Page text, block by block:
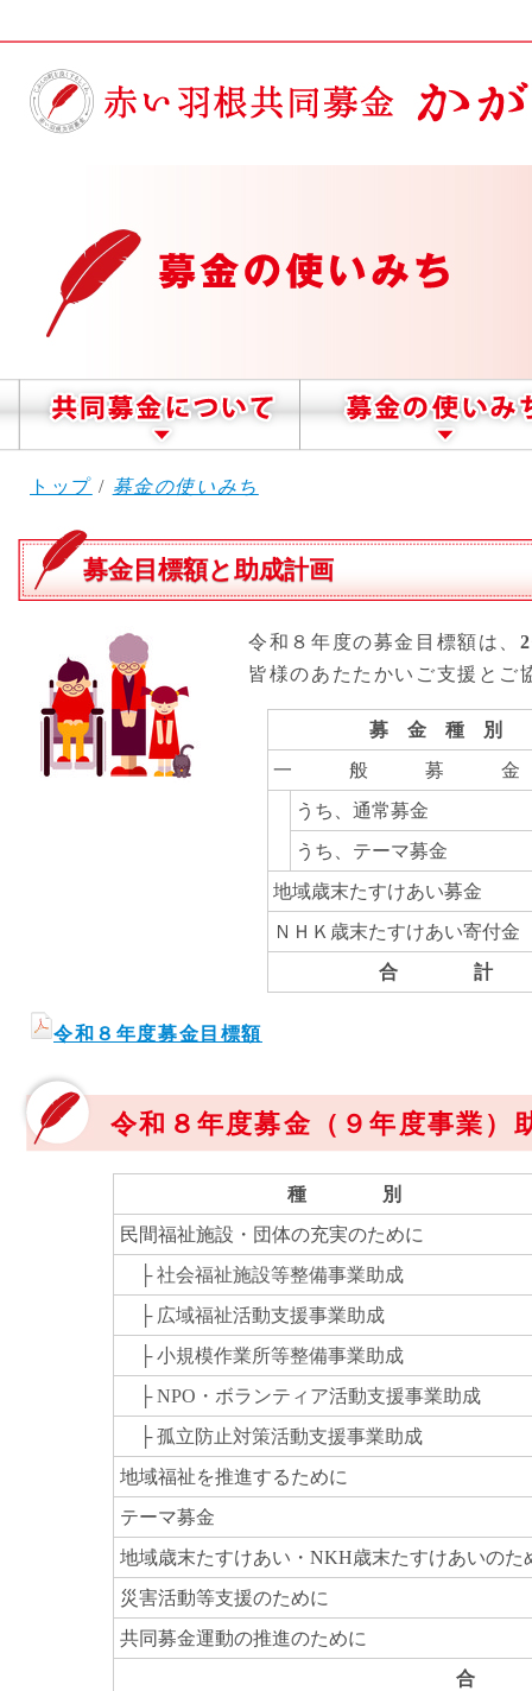
現
の
位
トップ / 募金の使いみち
募金目標額と助成計画
令和８年度の募金目標額は、
皆様のあたたかいご支援とご
募 金 種 別
一 般 募 金
うち、通常募金
うち、テーマ募金
地域歳末たすけあい募金
ＮＨＫ歳末たすけあい寄付金
合 計
令和８年度募金目標額
令和８年度募金（９年度事業）
種 別
民間福祉施設・団体の充実のために
├ 社会福祉施設等整備事業助成
├ 広域福祉活動支援事業助成
├ 小規模作業所等整備事業助成
├ NPO・ボランティア活動支援事業助成
├ 孤立防止対策活動支援事業助成
地域福祉を推進するために
テーマ募金
地域歳末たすけあい・NKH歳末たすけあいのた
災害活動等支援のために
共同募金運動の推進のために
合